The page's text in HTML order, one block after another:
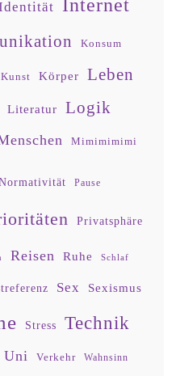
Internet
Konsum
Kunst Körper Leben
Literatur Logik
Mimimimimi
Pause
Privatsphäre
Reisen Ruhe Schlaf
Sex Sexismus
Stress Technik
Uni Verkehr Wahnsinn